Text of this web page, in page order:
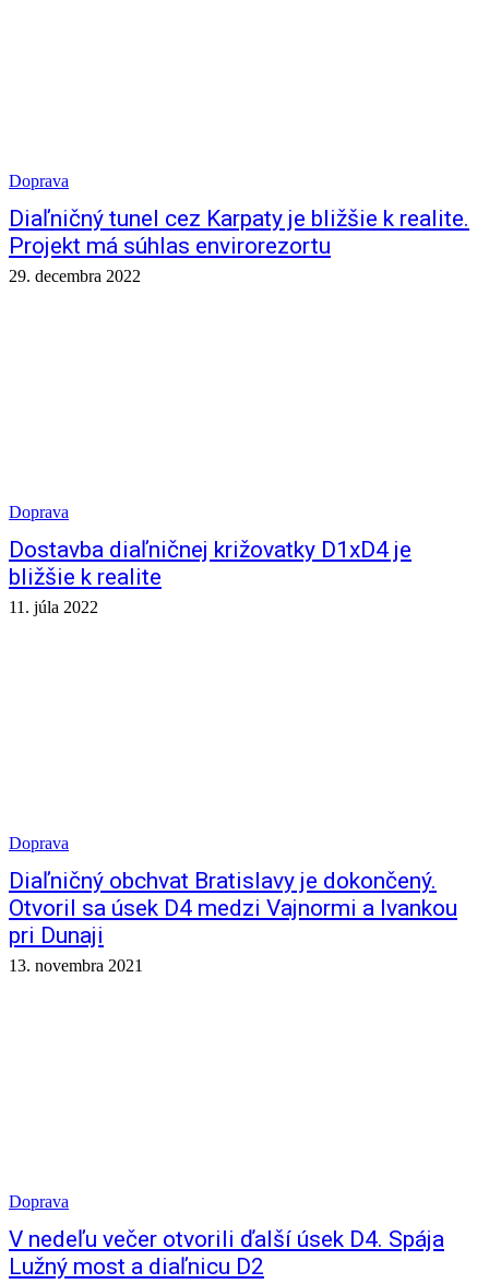
Doprava
Diaľničný tunel cez Karpaty je bližšie k realite.
Projekt má súhlas envirorezortu
29. decembra 2022
Doprava
Dostavba diaľničnej križovatky D1xD4 je
bližšie k realite
11. júla 2022
Doprava
Diaľničný obchvat Bratislavy je dokončený.
Otvoril sa úsek D4 medzi Vajnormi a Ivankou
pri Dunaji
13. novembra 2021
Doprava
V nedeľu večer otvorili ďalší úsek D4. Spája
Lužný most a diaľnicu D2